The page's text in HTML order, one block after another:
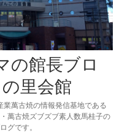
会館
の館長ブロ
里会館
萬古焼の情報発信基地である
萬古焼ズブズブ素人数馬桂子の
グです。